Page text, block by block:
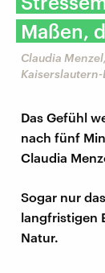
Maßen,
Claudia
Das Gefühl
nach fünf
Claudia
Sogar nur
langfristigen
Natur.